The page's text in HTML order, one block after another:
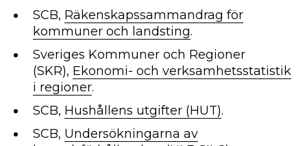
SCB, Räkenskapssammandrag för
kommuner och landsting.
Sveriges Kommuner och Regioner
(SKR), Ekonomi- och verksamhetsstatistik
i regioner.
SCB, Hushållens utgifter (HUT).
SCB, Undersökningarna av